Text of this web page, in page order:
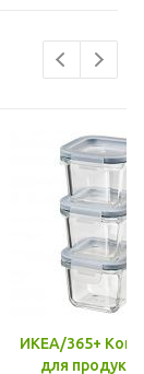
ИКЕА/365+
для